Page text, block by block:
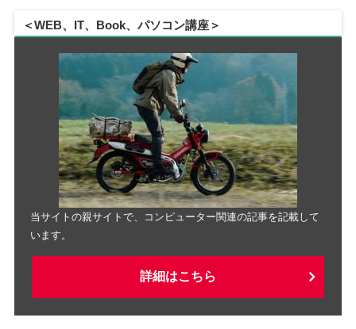
＜WEB、IT、Book、パソコン講座＞
当サイトの親サイトで、コンピューター関連の記事を記載して
います。
詳細はこちら